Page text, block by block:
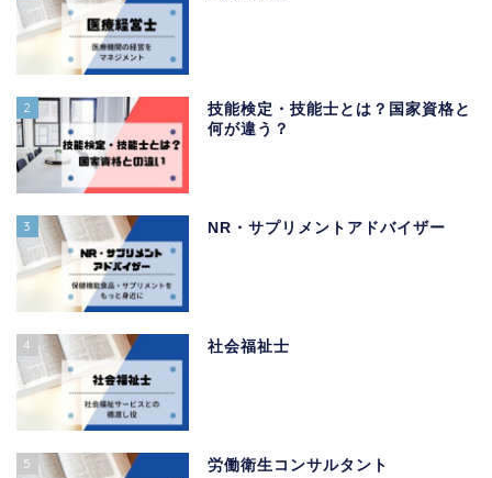
2
技能検定・技能士とは？国家資格と
何が違う？
3 NR・サプリメントアドバイザー
4 社会福祉士
5 労働衛生コンサルタント